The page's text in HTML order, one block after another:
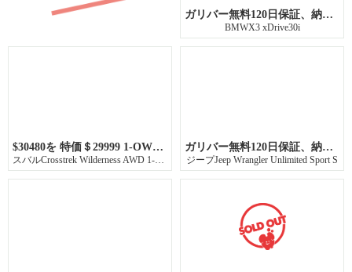
ガリバー無料120日保証、納車前点検整備
BMWX3 xDrive30i
$30480を 特価＄29999 1-OWNER!
スバルCrosstrek Wilderness AWD 1-Owner!!
ガリバー無料120日保証、納車前点検整備
ジープJeep Wrangler Unlimited Sport S